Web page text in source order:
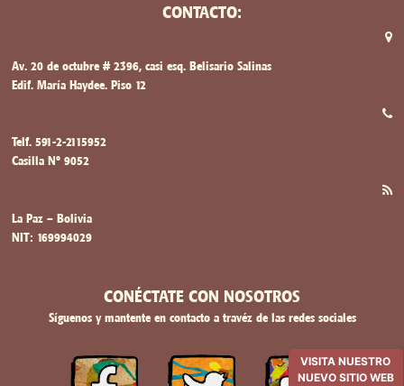
VISITA NUESTRO
NUEVO SITIO WEB
CONTACTO:
Av. 20 de octubre # 2396, casi esq. Belisario Salinas
Edif. María Haydee. Piso 12
Telf. 591-2-2115952
Casilla Nº 9052
La Paz – Bolivia
NIT: 169994029
CONÉCTATE CON NOSOTROS
Síguenos y mantente en contacto a travéz de las redes sociales